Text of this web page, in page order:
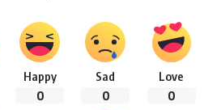
Love
0
Sad
0
Happy
0